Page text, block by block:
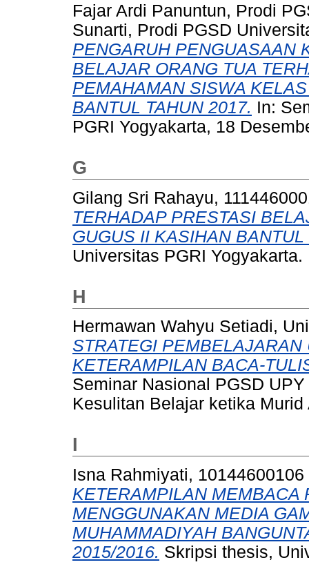
Fajar Ardi Panuntun, Prodi
Sunarti, Prodi PGSD
PENGARUH PENGUASAAN
BELAJAR ORANG TUA
PEMAHAMAN SISWA
BANTUL TAHUN 2017. In:
PGRI Yogyakarta, 18
G
Gilang Sri Rahayu,
TERHADAP PRESTASI
GUGUS II KASIHAN
Universitas PGRI Yogyakarta.
H
Hermawan Wahyu Setiadi,
STRATEGI
KETERAMPILAN BACA-
Seminar Nasional PGSD
Kesulitan Belajar ketika
I
Isna Rahmiyati, 10144600106
KETERAMPILAN MEMBACA
MENGGUNAKAN MEDIA
MUHAMMADIYAH
2015/2016. Skripsi thesis,